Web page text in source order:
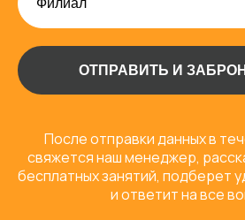
ОТПРАВИТЬ И
После отправки данных в
свяжется наш менеджер,
бесплатных занятий, подберет
и ответит на все